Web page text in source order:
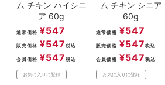
ム チキン ハイシニ
ア 60g
通常価格 ¥547
販売価格 ¥547 税込
会員価格 ¥547 税込
お気に入りに登録
ム チキン シニア
60g
通常価格 ¥547
販売価格 ¥547 税込
会員価格 ¥547 税込
お気に入りに登録